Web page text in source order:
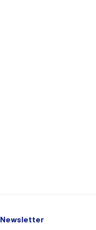
Newsletter